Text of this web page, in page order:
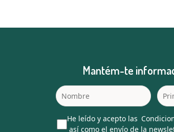
Mantém-te
He leído y acepto las
así como el envío de la